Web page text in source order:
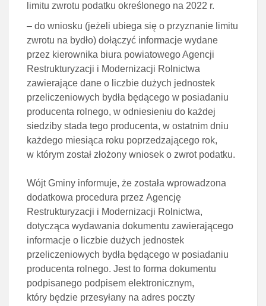
limitu zwrotu podatku określonego na 2022 r.
– do wniosku (jeżeli ubiega się o przyznanie limitu
zwrotu na bydło) dołączyć informacje wydane
przez kierownika biura powiatowego Agencji
Restrukturyzacji i Modernizacji Rolnictwa
zawierające dane o liczbie dużych jednostek
przeliczeniowych bydła będącego w posiadaniu
producenta rolnego, w odniesieniu do każdej
siedziby stada tego producenta, w ostatnim dniu
każdego miesiąca roku poprzedzającego rok,
w którym został złożony wniosek o zwrot podatku.
Wójt Gminy informuje, że została wprowadzona
dodatkowa procedura przez Agencję
Restrukturyzacji i Modernizacji Rolnictwa,
dotycząca wydawania dokumentu zawierającego
informacje o liczbie dużych jednostek
przeliczeniowych bydła będącego w posiadaniu
producenta rolnego. Jest to forma dokumentu
podpisanego podpisem elektronicznym,
który będzie przesyłany na adres poczty